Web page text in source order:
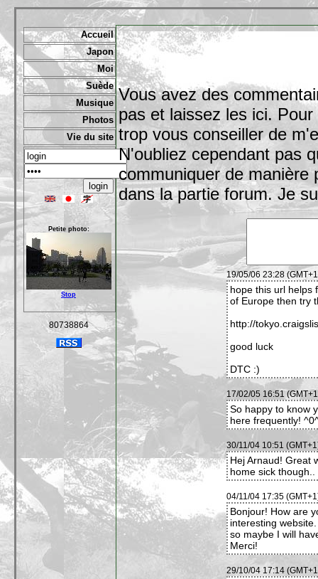
Accueil
Japon
Moi
Suède
Musique
Photos
Vie du site
Petite photo:
Stop
80738864
Vous avez des
pas et laissez les ici.
trop vous conseiller de
N'oubliez cependant pas
communiquer de manière
dans la partie forum. Je
19/05/06 23:28
hope this url helps
of Europe then try
http://
good luck
DTC :)
17/02/05 16:51
So happy to know
here frequently!
30/11/04 10:51
Hej Arnaud! Great
home sick
04/11/04 17:35
Bonjour! How are
interesting
so maybe I will
Merci!
29/10/04 17:14